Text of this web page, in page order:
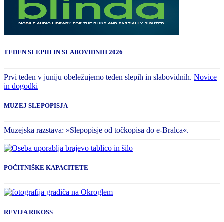
TEDEN SLEPIH IN SLABOVIDNIH 2026
Prvi teden v juniju obeležujemo teden slepih in slabovidnih. Novice
in dogodki
MUZEJ SLEPOPISJA
Muzejska razstava: »Slepopisje od točkopisa do e-Bralca«.
POČITNIŠKE KAPACITETE
REVIJA RIKOSS